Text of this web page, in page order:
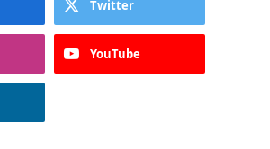
Twitter
YouTube